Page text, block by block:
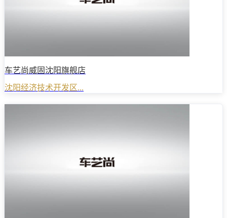
车艺尚威固沈阳旗舰店
沈阳经济技术开发区...